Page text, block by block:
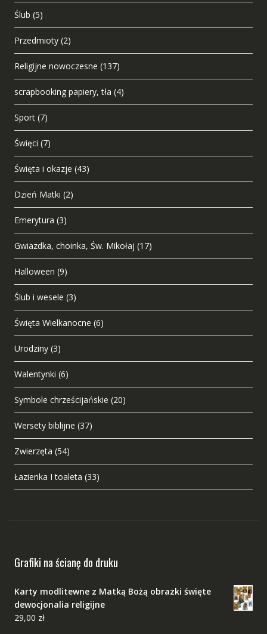
Ślub (5)
Przedmioty (2)
Religijne nowoczesne (137)
scrapbooking papiery, tła (4)
Sport (7)
Święci (7)
Święta i okazje (43)
Dzień Matki (2)
Emerytura (3)
Gwiazdka, choinka, Św. Mikołaj (17)
Halloween (9)
Ślub i wesele (3)
Święta Wielkanocne (6)
Urodziny (3)
Walentynki (6)
Symbole chrześcijańskie (20)
Wersety biblijne (37)
Zwierzęta (54)
Łazienka I toaleta (33)
Grafiki na ścianę do druku
Karty modlitewne z Matką Bożą obrazki święte
dewocjonalia religijne
29,00 zł